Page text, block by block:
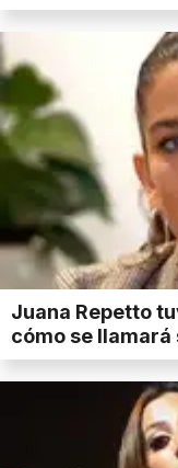
Juana Repetto
cómo se